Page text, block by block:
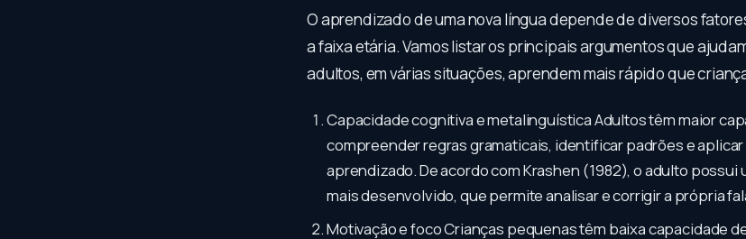
O aprendizado de uma nova língua depende de diversos
a faixa etária. Vamos listar os principais argumentos que
adultos, em várias situações, aprendem mais rápido que
Capacidade cognitiva e metalinguística Adultos têm maior
compreender regras gramaticais, identificar padrões e
aprendizado. De acordo com Krashen (1982), o adulto
mais desenvolvido, que permite analisar e corrigir a própria
Motivação e foco Crianças pequenas têm baixa capacidade